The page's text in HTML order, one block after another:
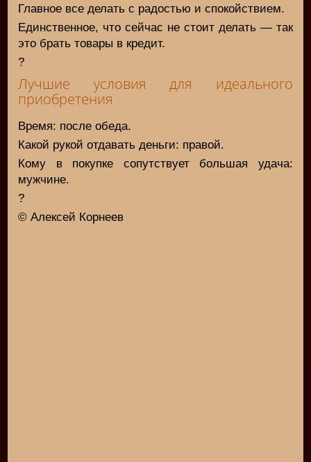
Главное все делать с радостью и спокойствием.
Единственное, что сейчас не стоит делать — так
это брать товары в кредит.
?
Лучшие условия для идеального
приобретения
Время: после обеда.
Какой рукой отдавать деньги: правой.
Кому в покупке сопутствует большая удача:
мужчине.
?
© Алексей Корнеев